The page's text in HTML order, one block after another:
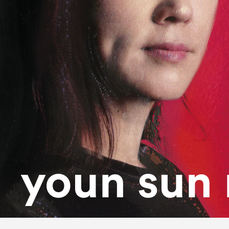
youn sun